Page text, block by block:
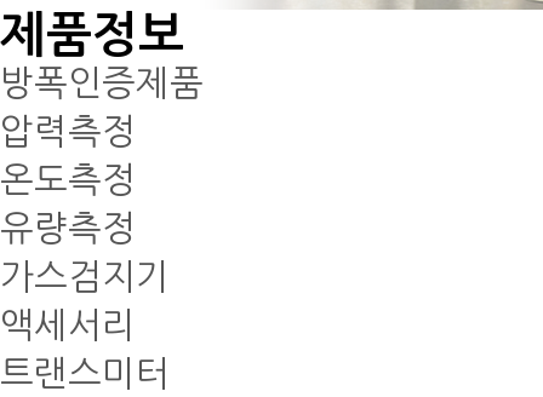
제품정보
방폭인증제품
압력측정
온도측정
유량측정
가스검지기
액세서리
트랜스미터